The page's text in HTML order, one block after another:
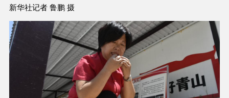
新华社记者 鲁鹏 摄